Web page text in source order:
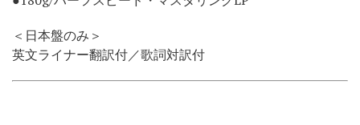
＜日本盤のみ＞
英文ライナー翻訳付／歌詞対訳付